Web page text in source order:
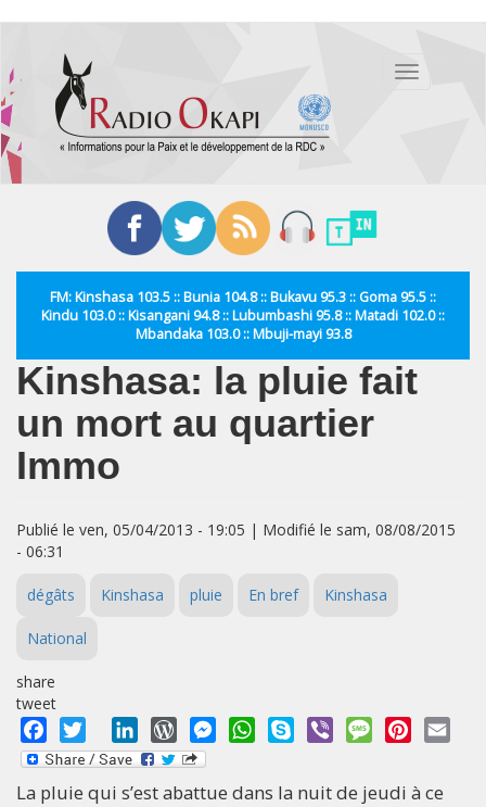
contenu
principal
Toggle
FM: Kinshasa 103.5 :: Bunia 104.8 :: Bukavu 95.3 :: Goma 95.5 ::
Kindu 103.0 :: Kisangani 94.8 :: Lubumbashi 95.8 :: Matadi 102.0 ::
Mbandaka 103.0 :: Mbuji-mayi 93.8
Kinshasa: la pluie fait
un mort au quartier
Immo
Publié le ven, 05/04/2013 - 19:05 | Modifié le sam, 08/08/2015
- 06:31
dégâts Kinshasa pluie En bref Kinshasa
National
share
tweet
Facebook
Twitter LinkedInWordPressMessengerWhatsApp
Skype Viber MessagePinterest
La pluie qui s’est abattue dans la nuit de jeudi à ce